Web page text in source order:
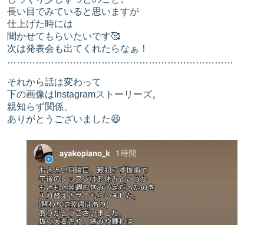
長い目でみていると思いますが
仕上げた時には
聞かせてもらいたいです🥰
次は発表会も出てくれたらなぁ！
………………………………………………………………
それから話は変わって
下の画像はInstagramストーリーズ。
親知らず関係、
ありがとうございました😆